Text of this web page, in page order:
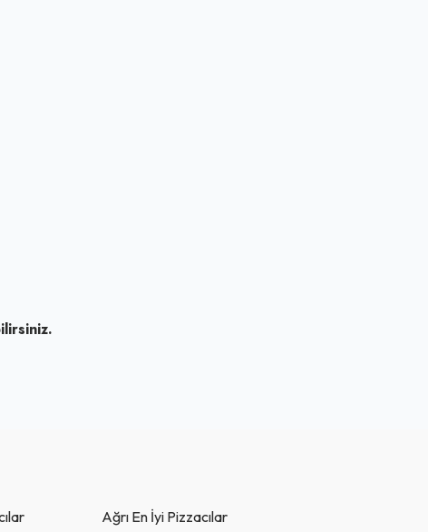
Ağrı En İyi Pizzacılar